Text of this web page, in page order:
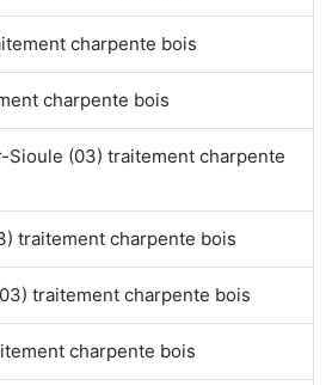
charpente bois
charpente bois
Sioule (03) traitement charpente
traitement charpente bois
traitement charpente bois
charpente bois